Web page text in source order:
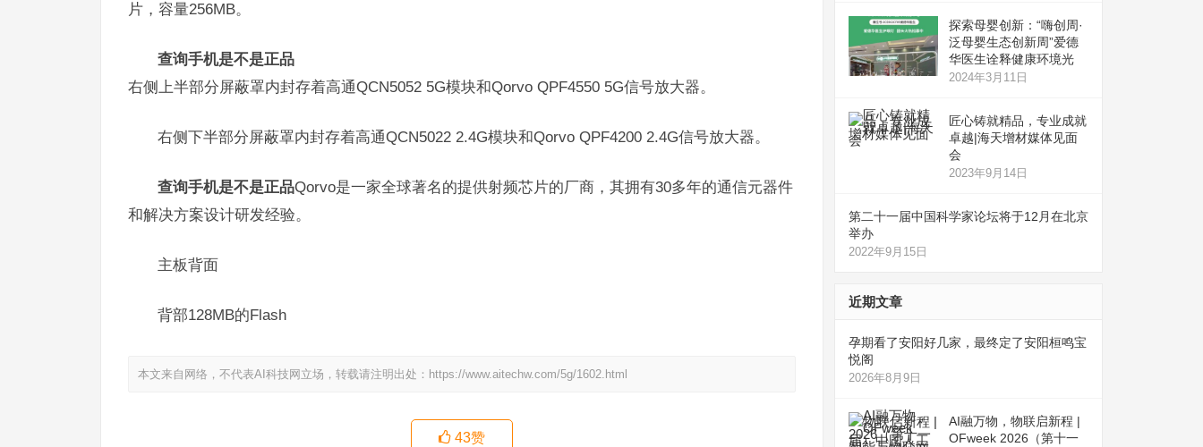
片，容量256MB。
查询手机是不是正品
右侧上半部分屏蔽罩内封存着高通QCN5052 5G模块和Qorvo QPF4550 5G信号放大器。
右侧下半部分屏蔽罩内封存着高通QCN5022 2.4G模块和Qorvo QPF4200 2.4G信号放大器。
查询手机是不是正品Qorvo是一家全球著名的提供射频芯片的厂商，其拥有30多年的通信元器件
和解决方案设计研发经验。
主板背面
背部128MB的Flash
本文来自网络，不代表AI科技网立场，转载请注明出处： https://www.aitechw.com/5g/1602.html
43赞
探索母婴创新：“嗨创周·
泛母婴生态创新周”爱德
华医生诠释健康环境光
2024年3月11日
匠心铸就精品，专业成就
卓越|海天增材媒体见面
会
2023年9月14日
第二十一届中国科学家论坛将于12月在北京
举办
2022年9月15日
近期文章
孕期看了安阳好几家，最终定了安阳桓鸣宝
悦阁
2026年8月9日
AI融万物，物联启新程 |
OFweek 2026（第十一